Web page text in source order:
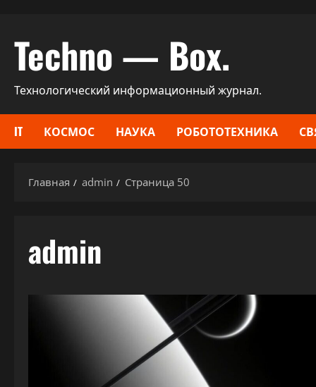
содержимому
Techno — Box.
Технологический информационный журнал.
IT КОСМОС НАУКА РОБОТОТЕХНИКА
Главная admin Страница 50
admin